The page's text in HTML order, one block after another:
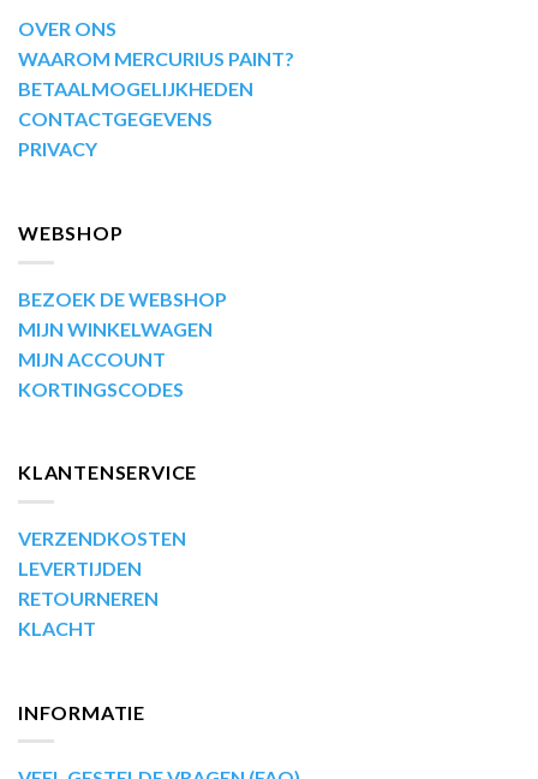
OVER ONS
WAAROM MERCURIUS PAINT?
BETAALMOGELIJKHEDEN
CONTACTGEGEVENS
PRIVACY
WEBSHOP
BEZOEK DE WEBSHOP
MIJN WINKELWAGEN
MIJN ACCOUNT
KORTINGSCODES
KLANTENSERVICE
VERZENDKOSTEN
LEVERTIJDEN
RETOURNEREN
KLACHT
INFORMATIE